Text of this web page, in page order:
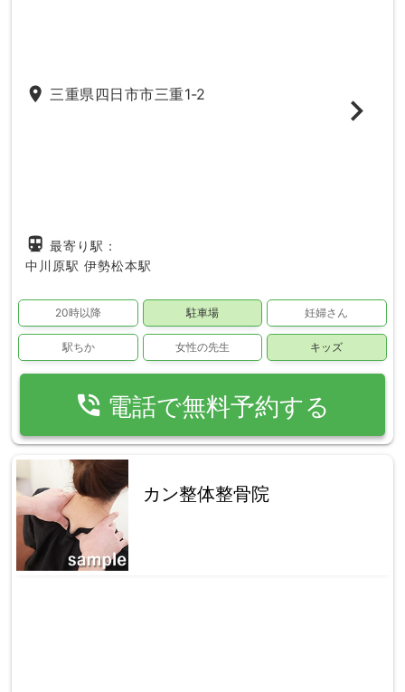
place 三重県四日市市三重1-2
directions_subway 最寄り駅：
中川原駅 伊勢松本駅
20時以降 駐車場 妊婦さん
駅ちか 女性の先生 キッズ
phone_in_talk 電話で無料予約する
カン整体整骨院